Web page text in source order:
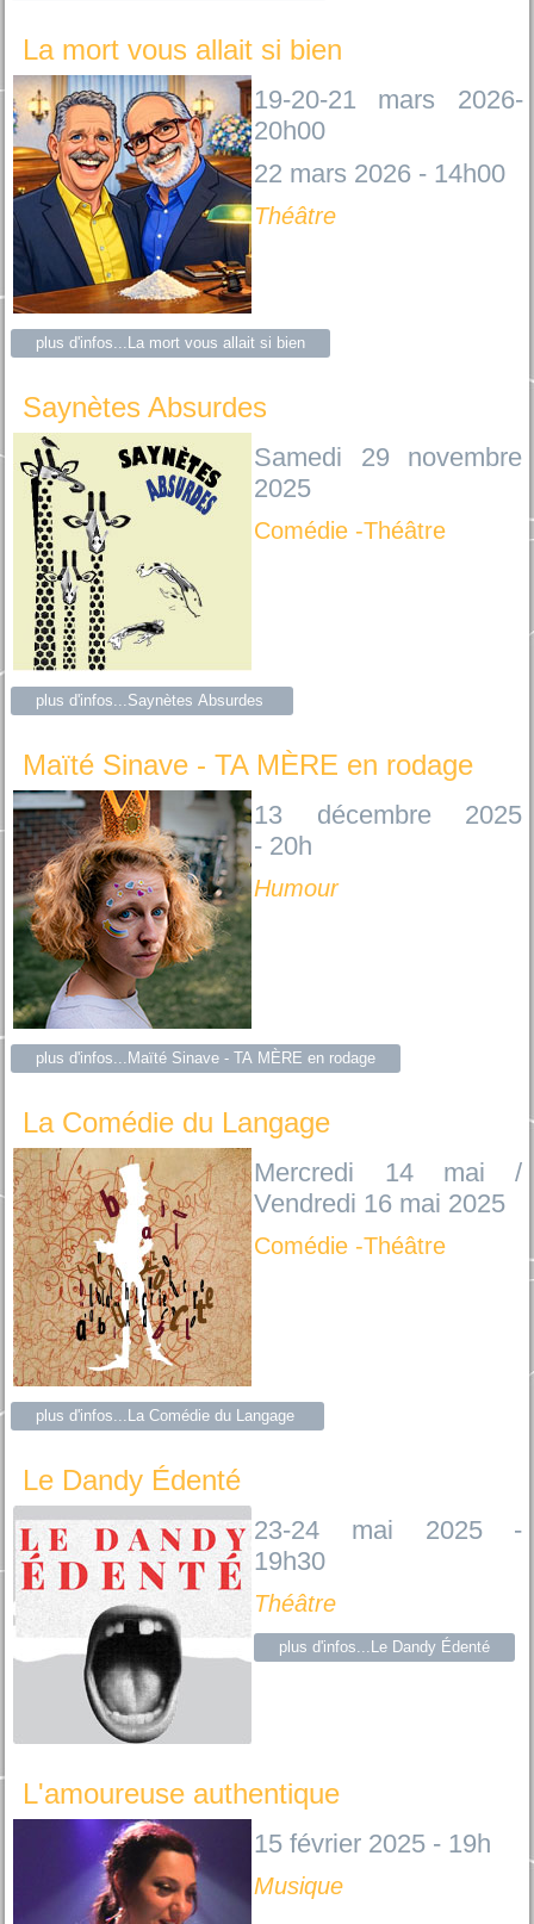
La mort vous allait si bien
19-20-21 mars 2026-
20h00
22 mars 2026 - 14h00
Théâtre
plus d'infos...La mort vous allait si bien
Saynètes Absurdes
Samedi 29 novembre
2025
Comédie -Théâtre
plus d'infos...Saynètes Absurdes
Maïté Sinave - TA MÈRE en rodage
13 décembre 2025
- 20h
Humour
plus d'infos...Maïté Sinave - TA MÈRE en rodage
La Comédie du Langage
Mercredi 14 mai /
Vendredi 16 mai 2025
Comédie -Théâtre
plus d'infos...La Comédie du Langage
Le Dandy Édenté
23-24 mai 2025 -
19h30
Théâtre
plus d'infos...Le Dandy Édenté
L'amoureuse authentique
15 février 2025 - 19h
Musique